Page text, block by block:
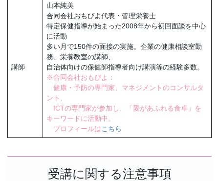
講師
山本純美
合同会社おもびよ代表・管理栄養士
特定保健指導が始まった2008年から初回面談を中心
に活動
多い月で150件の面接の実施。企業の健康相談室勤
務、栄養教室の講師、
自治体向けの保健師指導者向け講演等の経験多数。
※合同会社おもびよ：
健康・予防の専門家、マネジメントのコンサルタ
ント、
ICTの専門家が参加し、「愛があふれる食卓」を
キーワードに活動中。
プロフィールはこちら
受講に関する注意事項